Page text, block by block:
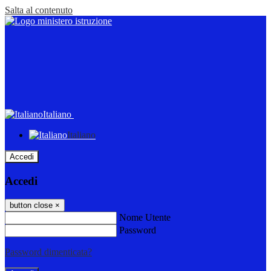
Salta al contenuto
Italiano
Italiano
Accedi
Accedi
button close ×
Nome Utente
Password
Password dimenticata?